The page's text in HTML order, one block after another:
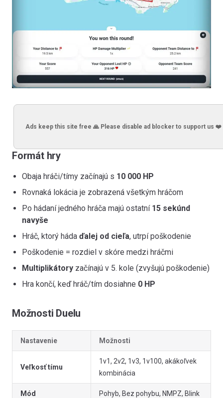
Ads keep this site free 🙏 Please disable ad blocker to support us ❤️
Formát hry
Obaja hráči/tímy začínajú s 10 000 HP
Rovnaká lokácia je zobrazená všetkým hráčom
Po hádaní jedného hráča majú ostatní 15 sekúnd
navyše
Hráč, ktorý háda ďalej od cieľa, utrpí poškodenie
Poškodenie = rozdiel v skóre medzi hráčmi
Multiplikátory začínajú v 5. kole (zvyšujú poškodenie)
Hra končí, keď hráč/tím dosiahne 0 HP
Možnosti Duelu
Nastavenie Možnosti
Veľkosť tímu
1v1, 2v2, 1v3, 1v100, akákoľvek
kombinácia
Mód Pohyb, Bez pohybu, NMPZ, Blink